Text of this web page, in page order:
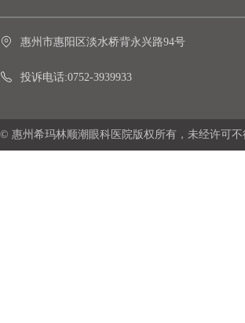
惠州市惠阳区淡水桥背永兴路94号
投诉电话:0752-3939933
© 惠州希玛林顺潮眼科医院版权所有，未经许可不